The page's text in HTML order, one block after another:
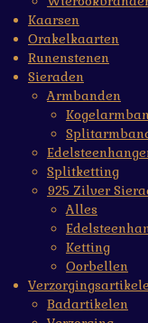
Kaarsen
Orakelkaarten
Runenstenen
Sieraden
Armbanden
Splitketting
925 Zilver
Alles
Ketting
Oorbellen
Badartikelen